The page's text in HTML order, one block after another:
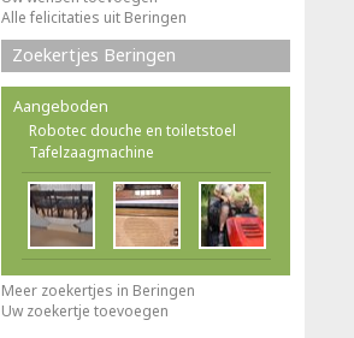
Alle felicitaties uit Beringen
Zoekertjes Beringen
Aangeboden
Robotec douche en toiletstoel
Tafelzaagmachine
Meer zoekertjes in Beringen
Uw zoekertje toevoegen